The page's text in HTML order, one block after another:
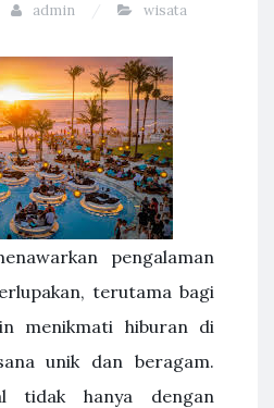
admin wisata
pengalaman
terutama bagi
menikmati hiburan di
unik dan beragam.
tidak hanya dengan